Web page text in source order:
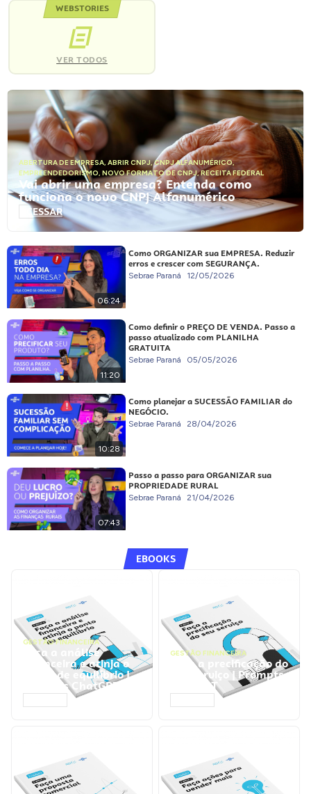
WEBSTORIES
VER TODOS
ABERTURA DE EMPRESA, ABRIR CNPJ,CNPJ ALFANUMÉRICO,
EMPREENDEDORISMO, NOVO FORMATO DE CNPJ,RECEITA FEDERAL
Vai abrir uma empresa? Entenda como
funciona o novo CNPJ Alfanumérico
ACESSAR
06:24
Como ORGANIZAR sua EMPRESA. Reduzir
erros e crescer com SEGURANÇA.
Sebrae Paraná 12/05/2026
11:20
Como definir o PREÇO DE VENDA. Passo a
passo atualizado com PLANILHA
GRATUITA
Sebrae Paraná 05/05/2026
10:28
Como planejar a SUCESSÃO FAMILIAR do
NEGÓCIO.
Sebrae Paraná 28/04/2026
07:43
Passo a passo para ORGANIZAR sua
PROPRIEDADE RURAL
Sebrae Paraná 21/04/2026
EBOOKS
GESTÃO FINANCEIRA
Faça a análise
financeira e atinja o
ponto de equilíbrio |
Prompts ChatGPT
GESTÃO FINANCEIRA
Faça a precificação do
seu serviço | Prompts
ChatGPT